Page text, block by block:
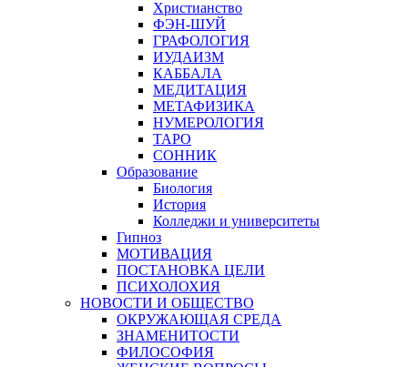
Христианство
ФЭН-ШУЙ
ГРАФОЛОГИЯ
ИУДАИЗМ
КАББАЛА
МЕДИТАЦИЯ
МЕТАФИЗИКА
НУМЕРОЛОГИЯ
ТАРО
СОННИК
Образование
Биология
История
Колледжи и университеты
Гипноз
МОТИВАЦИЯ
ПОСТАНОВКА ЦЕЛИ
ПСИХОЛОХИЯ
НОВОСТИ И ОБЩЕСТВО
ОКРУЖАЮЩАЯ СРЕДА
ЗНАМЕНИТОСТИ
ФИЛОСОФИЯ